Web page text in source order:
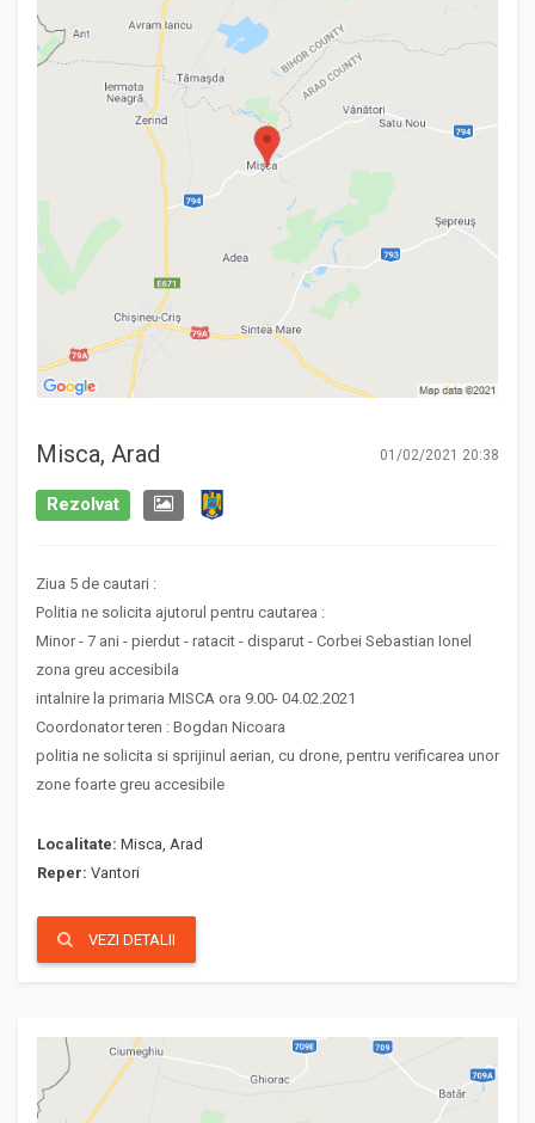
Misca, Arad 01/02/2021 20:38
Rezolvat
Ziua 5 de cautari :
Politia ne solicita ajutorul pentru cautarea :
Minor - 7 ani - pierdut - ratacit - disparut - Corbei Sebastian Ionel
zona greu accesibila
intalnire la primaria MISCA ora 9.00- 04.02.2021
Coordonator teren : Bogdan Nicoara
politia ne solicita si sprijinul aerian, cu drone, pentru verificarea unor
zone foarte greu accesibile
Localitate: Misca, Arad
Reper: Vantori
VEZI DETALII